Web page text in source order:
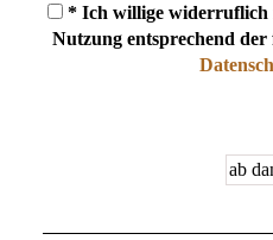
* Ich willige widerruflich
Nutzung entsprechend der